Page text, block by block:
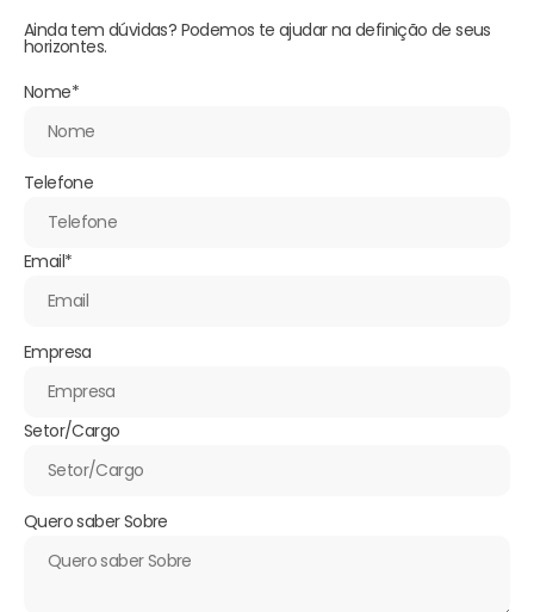
Ainda tem dúvidas? Podemos te ajudar na definição de seus
horizontes.
Nome*
Telefone
Email*
Empresa
Setor/Cargo
Quero saber Sobre